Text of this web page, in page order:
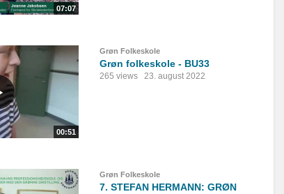
07:07
00:51
Grøn Folkeskole
Grøn folkeskole - BU33
265 views 23. august 2022
Grøn Folkeskole
7. STEFAN HERMANN: GRØN